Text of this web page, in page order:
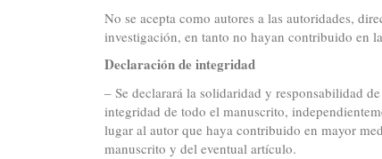
No se acepta como autores a las autoridades,
investigación, en tanto no hayan contribuido en
Declaración de integridad
– Se declarará la solidaridad y responsabilidad
integridad de todo el manuscrito,
lugar al autor que haya contribuido en mayor
manuscrito y del eventual artículo.